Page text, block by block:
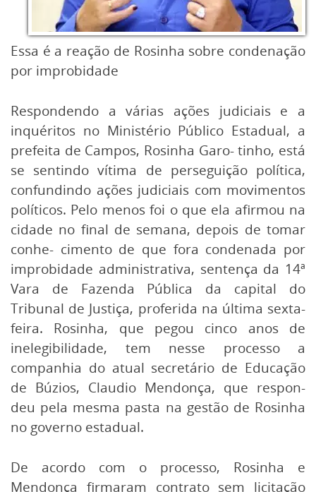
Essa é a reação de Rosinha sobre condenação
por improbidade
Respondendo a várias ações judiciais e a
inquéritos no Ministério Público Estadual, a
prefeita de Campos, Rosinha Garo- tinho, está
se sentindo vítima de perseguição política,
confundindo ações judiciais com movimentos
políticos. Pelo menos foi o que ela afirmou na
cidade no final de semana, depois de tomar
conhe- cimento de que fora condenada por
improbidade administrativa, sentença da 14ª
Vara de Fazenda Pública da capital do
Tribunal de Justiça, proferida na última sexta-
feira. Rosinha, que pegou cinco anos de
inelegibilidade, tem nesse processo a
companhia do atual secretário de Educação
de Búzios, Claudio Mendonça, que respon-
deu pela mesma pasta na gestão de Rosinha
no governo estadual.
De acordo com o processo, Rosinha e
Mendonça firmaram contrato sem licitação